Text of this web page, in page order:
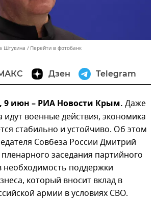
Штукина Перейти в фотобанк
Дзен Telegram
июн – РИА Новости Крым. Даже
идут военные действия, экономика
стабильно и устойчиво. Об этом
Совбеза России Дмитрий
заседания партийного
поддержки
который вносит вклад в
армии в условиях СВО.